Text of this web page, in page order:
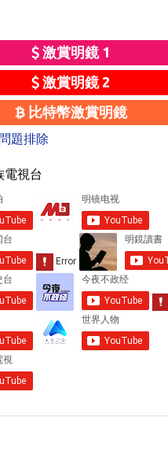
激賞明鏡 1
激賞明鏡 2
比特幣激賞明鏡
題排除
電視台